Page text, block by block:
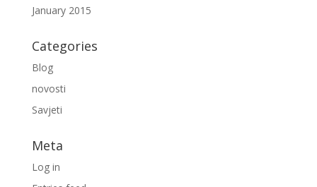
January 2015
Categories
Blog
novosti
Savjeti
Meta
Log in